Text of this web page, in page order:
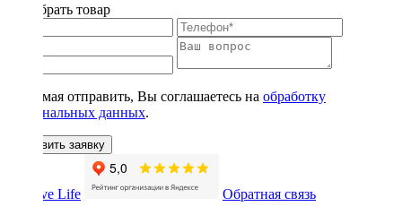
Подобрать товар
Нажимая отправить, Вы соглашаетесь на обработку
персональных данных.
Оставить заявку
Обратная связь